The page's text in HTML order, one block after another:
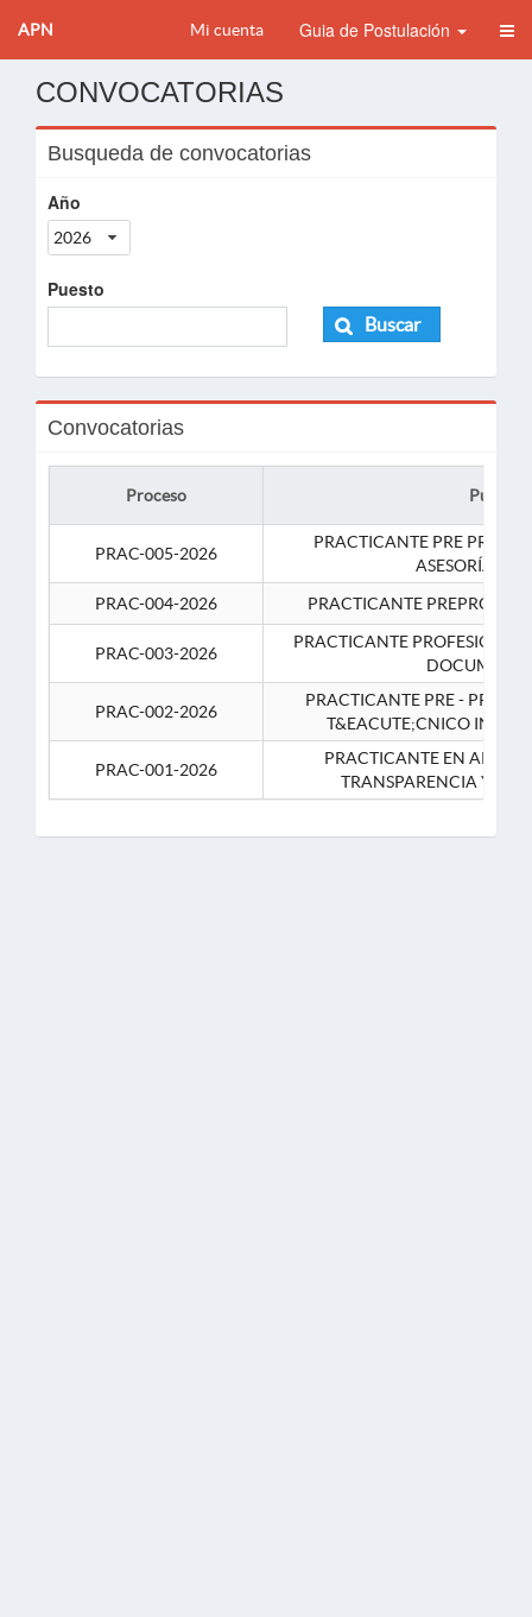
APN Mi cuenta Guia de Postulación
CONVOCATORIAS
Busqueda de convocatorias
Año
2026
Puesto
Buscar
Convocatorias
Proceso Puesto
PRAC-005-2026
PRACTICANTE PRE
ASESORÍA
PRAC-004-2026
PRACTICANTE
PRAC-003-2026
PRACTICANTE
PRAC-002-2026
PRACTICANTE PRE -
T&EACUTE;CNICO
PRAC-001-2026
PRACTICANTE EN APOYO
TRANSPARENCIA Y